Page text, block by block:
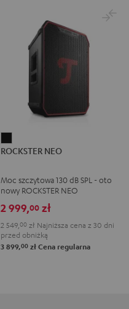
NEO
ROCKSTER NEO
Moc szczytowa 130 dB SPL - oto
nowy ROCKSTER NEO
2 999,00 zł
2 549,00 zł Najniższa cena z 30 dni
przed obniżką
3 899,00 zł Cena regularna